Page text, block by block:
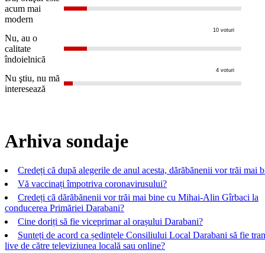
acum mai
modern
10 voturi
Nu, au o
calitate
îndoielnică
4 voturi
Nu ştiu, nu mă
interesează
Arhiva sondaje
Credeți că după alegerile de anul acesta, dărăbănenii vor trăi mai
Vă vaccinați împotriva coronavirusului?
Credeți că dărăbănenii vor trăi mai bine cu Mihai-Alin Gîrbaci la
conducerea Primăriei Darabani?
Cine doriți să fie viceprimar al orașului Darabani?
Sunteți de acord ca ședințele Consiliului Local Darabani să fie
live de către televiziunea locală sau online?